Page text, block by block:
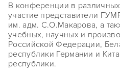
В конференции в
участие представители
им. адм. С.О.Макарова, а
учебных, научных и
Российской Федерации,
республики Германии и
республики.